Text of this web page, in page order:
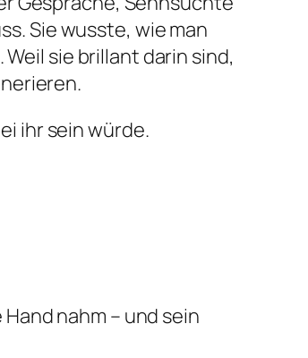
Sie wusste, wie man
sie brillant darin sind,
ihr sein würde.
nahm – und sein